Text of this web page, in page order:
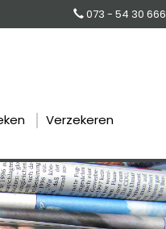
073 - 54 30 666
Verzekeren